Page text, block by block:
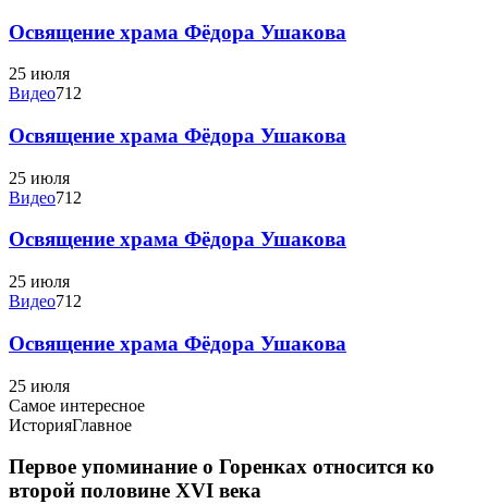
Освящение храма Фёдора Ушакова
25 июля
Видео712
Освящение храма Фёдора Ушакова
25 июля
Видео712
Освящение храма Фёдора Ушакова
25 июля
Видео712
Освящение храма Фёдора Ушакова
25 июля
Самое интересное
ИсторияГлавное
Первое упоминание о Горенках относится ко
второй половине XVI века